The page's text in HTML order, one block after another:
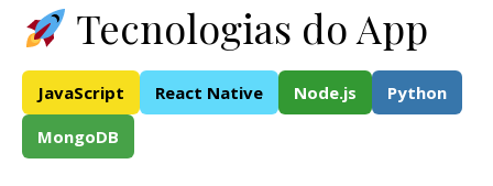
Tecnologias do App
JavaScript React Native Node.js
Python
MongoDB